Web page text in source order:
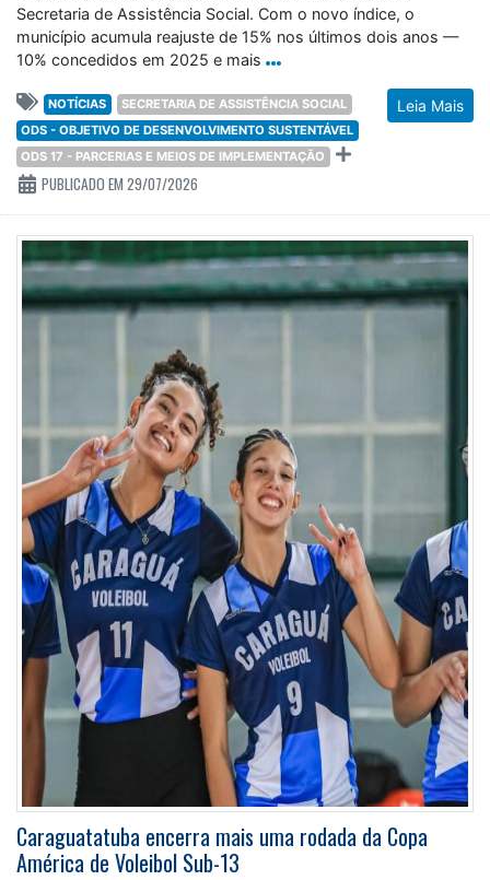
Secretaria de Assistência Social. Com o novo índice, o
município acumula reajuste de 15% nos últimos dois anos —
10% concedidos em 2025 e mais
Leia Mais
NOTÍCIAS
SECRETARIA DE ASSISTÊNCIA SOCIAL
ODS - OBJETIVO DE DESENVOLVIMENTO SUSTENTÁVEL
ODS 17 - PARCERIAS E MEIOS DE IMPLEMENTAÇÃO
PUBLICADO EM 29/07/2026
Caraguatatuba encerra mais uma rodada da Copa
América de Voleibol Sub-13